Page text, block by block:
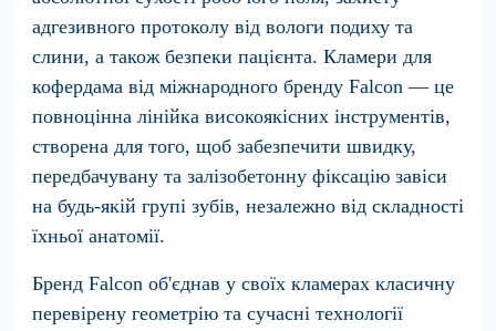
адгезивного протоколу від вологи подиху та
слини, а також безпеки пацієнта. Кламери для
кофердама від міжнародного бренду Falcon — це
повноцінна лінійка високоякісних інструментів,
створена для того, щоб забезпечити швидку,
передбачувану та залізобетонну фіксацію завіси
на будь-якій групі зубів, незалежно від складності
їхньої анатомії.
Бренд Falcon об'єднав у своїх кламерах класичну
перевірену геометрію та сучасні технології